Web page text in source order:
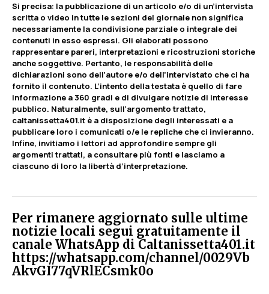
Si precisa: la pubblicazione di un articolo e/o di un’intervista
scritta o video in tutte le sezioni del giornale non significa
necessariamente la condivisione parziale o integrale dei
contenuti in esso espressi. Gli elaborati possono
rappresentare pareri, interpretazioni e ricostruzioni storiche
anche soggettive. Pertanto, le responsabilità delle
dichiarazioni sono dell’autore e/o dell’intervistato che ci ha
fornito il contenuto. L’intento della testata è quello di fare
informazione a 360 gradi e di divulgare notizie di interesse
pubblico. Naturalmente, sull’argomento trattato,
caltanissetta401.it è a disposizione degli interessati e a
pubblicare loro i comunicati o/e le repliche che ci invieranno.
Infine, invitiamo i lettori ad approfondire sempre gli
argomenti trattati, a consultare più fonti e lasciamo a
ciascuno di loro la libertà d’interpretazione.
Per rimanere aggiornato sulle ultime
notizie locali segui gratuitamente il
canale WhatsApp di Caltanissetta401.it
https://whatsapp.com/channel/0029Vb
AkvGI77qVRlECsmk0o